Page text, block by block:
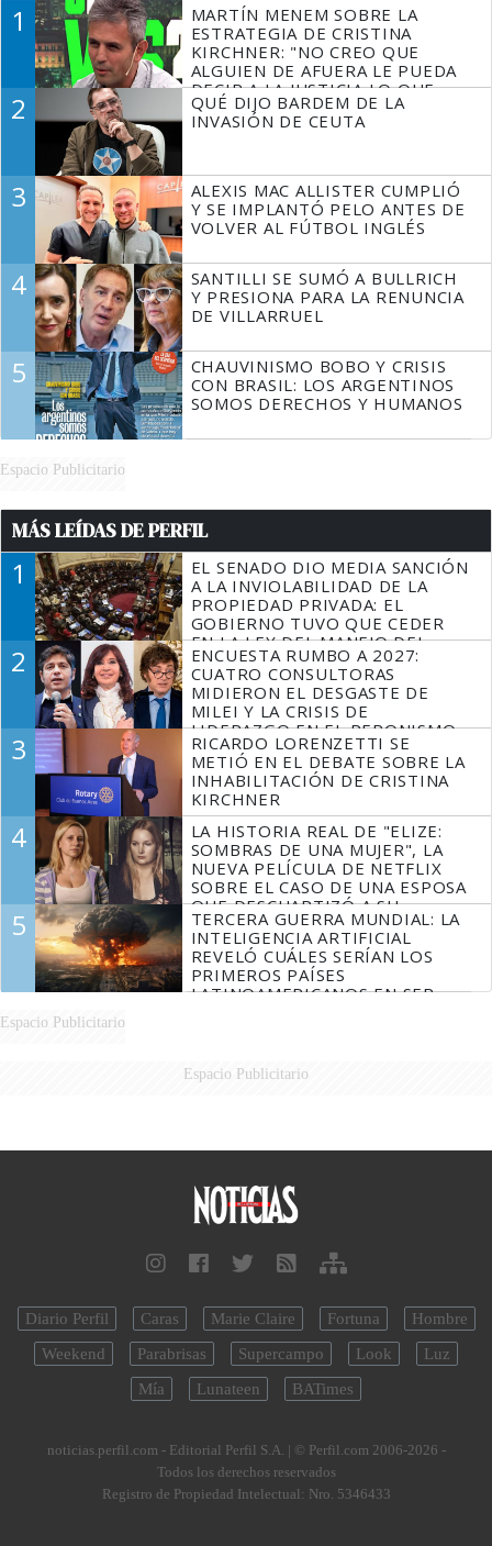
1
MARTÍN MENEM SOBRE LA
ESTRATEGIA DE CRISTINA
KIRCHNER: "NO CREO QUE
ALGUIEN DE AFUERA LE PUEDA
DECIR A LA JUSTICIA LO QUE
TIENE QUE HACER"
2
QUÉ DIJO BARDEM DE LA
INVASIÓN DE CEUTA
3
ALEXIS MAC ALLISTER CUMPLIÓ
Y SE IMPLANTÓ PELO ANTES DE
VOLVER AL FÚTBOL INGLÉS
4
SANTILLI SE SUMÓ A BULLRICH
Y PRESIONA PARA LA RENUNCIA
DE VILLARRUEL
5
CHAUVINISMO BOBO Y CRISIS
CON BRASIL: LOS ARGENTINOS
SOMOS DERECHOS Y HUMANOS
Espacio Publicitario
MÁS LEÍDAS DE PERFIL
1
EL SENADO DIO MEDIA SANCIÓN
A LA INVIOLABILIDAD DE LA
PROPIEDAD PRIVADA: EL
GOBIERNO TUVO QUE CEDER
EN LA LEY DEL MANEJO DEL
FUEGO
2
ENCUESTA RUMBO A 2027:
CUATRO CONSULTORAS
MIDIERON EL DESGASTE DE
MILEI Y LA CRISIS DE
LIDERAZGO EN EL PERONISMO
3
RICARDO LORENZETTI SE
METIÓ EN EL DEBATE SOBRE LA
INHABILITACIÓN DE CRISTINA
KIRCHNER
4
LA HISTORIA REAL DE "ELIZE:
SOMBRAS DE UNA MUJER", LA
NUEVA PELÍCULA DE NETFLIX
SOBRE EL CASO DE UNA ESPOSA
QUE DESCUARTIZÓ A SU
MARIDO
5
TERCERA GUERRA MUNDIAL: LA
INTELIGENCIA ARTIFICIAL
REVELÓ CUÁLES SERÍAN LOS
PRIMEROS PAÍSES
LATINOAMERICANOS EN SER
Espacio Publicitario
Espacio Publicitario
Diario Perfil Caras Marie Claire Fortuna
Hombre
Weekend
Parabrisas Supercampo Look
Luz
Mía
Lunateen BATimes
noticias.perfil.com - Editorial Perfil S.A. | © Perfil.com 2006-2026 -
Todos los derechos reservados
Registro de Propiedad Intelectual: Nro. 5346433